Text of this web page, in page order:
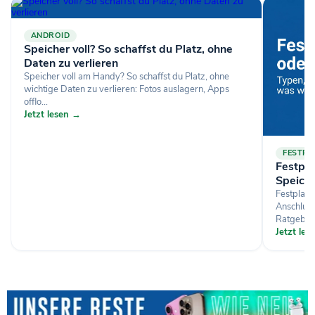
ANDROID
Speicher voll? So schaffst du Platz, ohne
Daten zu verlieren
Speicher voll am Handy? So schaffst du Platz, ohne
wichtige Daten zu verlieren: Fotos auslagern, Apps
offlo...
Jetzt lesen →
Jetzt